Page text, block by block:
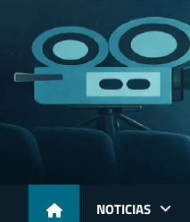
content
NOTICIAS